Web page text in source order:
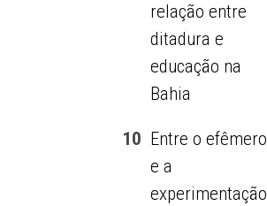
relação entre
ditadura e
educação na
Bahia
10 Entre o efêmero
e a
experimentação